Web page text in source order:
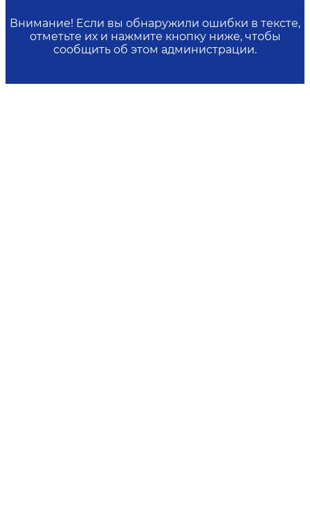
Внимание! Если вы обнаружили ошибки в тексте,
отметьте их и нажмите кнопку ниже, чтобы
сообщить об этом администрации.